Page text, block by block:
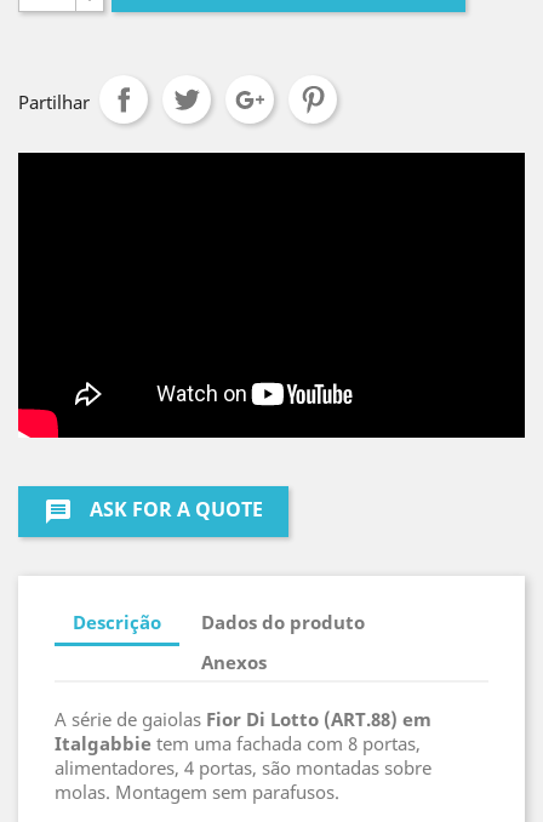
Partilhar
message ASK FOR A QUOTE
Descrição
Dados do produto
Anexos
A série de gaiolas Fior Di Lotto (ART.88) em
Italgabbie tem uma fachada com 8 portas,
alimentadores, 4 portas, são montadas sobre
molas. Montagem sem parafusos.